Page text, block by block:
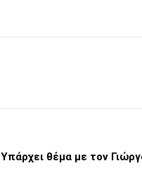
Υπάρχει θέμα με τον